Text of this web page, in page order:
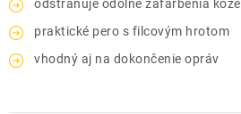
odstraňuje odolné zafarbenia kože
praktické pero s filcovým hrotom
vhodný aj na dokončenie opráv